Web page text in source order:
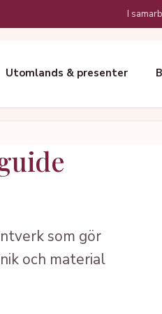
I
Utomlands & presenter
som gör
och material